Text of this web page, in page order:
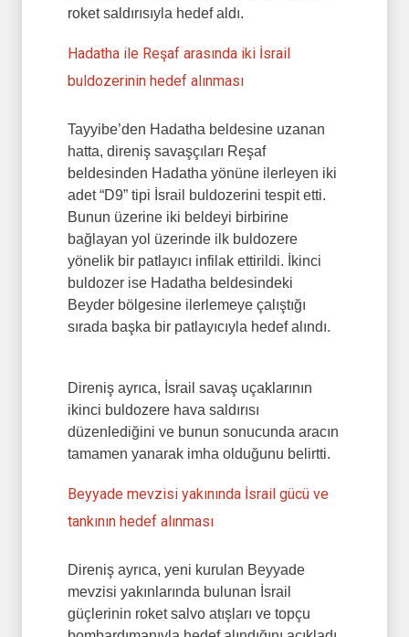
roket saldırısıyla hedef aldı.
Hadatha ile Reşaf arasında iki İsrail
buldozerinin hedef alınması
Tayyibe’den Hadatha beldesine uzanan
hatta, direniş savaşçıları Reşaf
beldesinden Hadatha yönüne ilerleyen iki
adet “D9” tipi İsrail buldozerini tespit etti.
Bunun üzerine iki beldeyi birbirine
bağlayan yol üzerinde ilk buldozere
yönelik bir patlayıcı infilak ettirildi. İkinci
buldozer ise Hadatha beldesindeki
Beyder bölgesine ilerlemeye çalıştığı
sırada başka bir patlayıcıyla hedef alındı.
Direniş ayrıca, İsrail savaş uçaklarının
ikinci buldozere hava saldırısı
düzenlediğini ve bunun sonucunda aracın
tamamen yanarak imha olduğunu belirtti.
Beyyade mevzisi yakınında İsrail gücü ve
tankının hedef alınması
Direniş ayrıca, yeni kurulan Beyyade
mevzisi yakınlarında bulunan İsrail
güçlerinin roket salvo atışları ve topçu